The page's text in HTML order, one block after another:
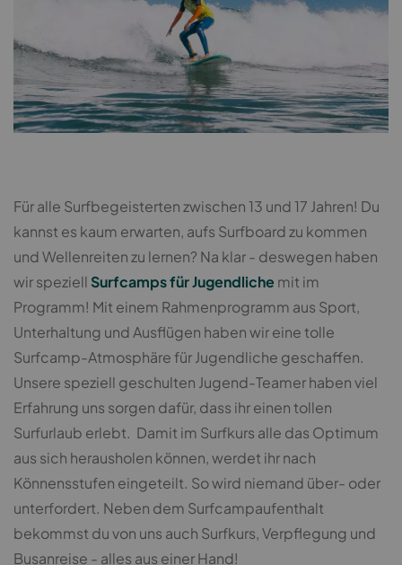
Für alle Surfbegeisterten zwischen 13 und 17 Jahren! Du
kannst es kaum erwarten, aufs Surfboard zu kommen
und Wellenreiten zu lernen? Na klar - deswegen haben
wir speziell Surfcamps für Jugendliche mit im
Programm! Mit einem Rahmenprogramm aus Sport,
Unterhaltung und Ausflügen haben wir eine tolle
Surfcamp-Atmosphäre für Jugendliche geschaffen.
Unsere speziell geschulten Jugend-Teamer haben viel
Erfahrung uns sorgen dafür, dass ihr einen tollen
Surfurlaub erlebt. Damit im Surfkurs alle das Optimum
aus sich herausholen können, werdet ihr nach
Könnensstufen eingeteilt. So wird niemand über- oder
unterfordert. Neben dem Surfcampaufenthalt
bekommst du von uns auch Surfkurs, Verpflegung und
Busanreise - alles aus einer Hand!